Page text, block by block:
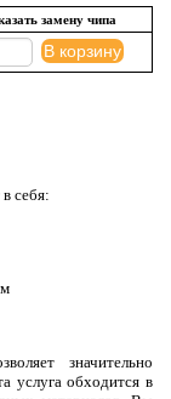
замену чипа
В корзину
себя:
значительно
услуга обходится в